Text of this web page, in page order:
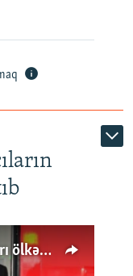
Ard-arda açılan dərman zavodları ölkənin tələbatını ödəyirmi?